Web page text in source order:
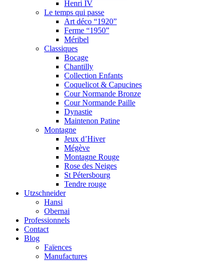
Henri IV
Le temps qui passe
Art déco “1920”
Ferme “1950”
Méribel
Classiques
Bocage
Chantilly
Collection Enfants
Coquelicot & Capucines
Cour Normande Bronze
Cour Normande Paille
Dynastie
Maintenon Patine
Montagne
Jeux d’Hiver
Mégève
Montagne Rouge
Rose des Neiges
St Pétersbourg
Tendre rouge
Utzschneider
Hansi
Obernai
Professionnels
Contact
Blog
Faïences
Manufactures